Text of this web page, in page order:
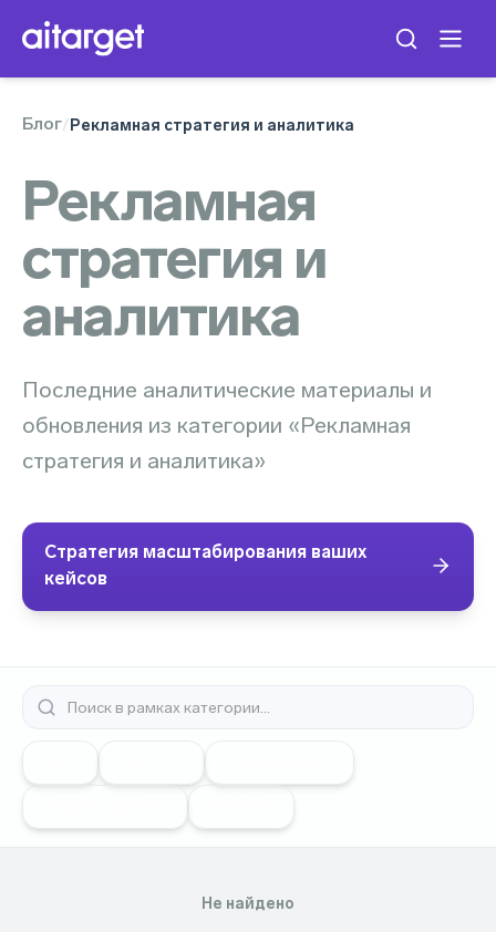
Блог/Рекламная стратегия и аналитика
Рекламная
стратегия и
аналитика
Последние аналитические материалы и
обновления из категории «Рекламная
стратегия и аналитика»
Стратегия масштабирования ваших
кейсов
Не найдено